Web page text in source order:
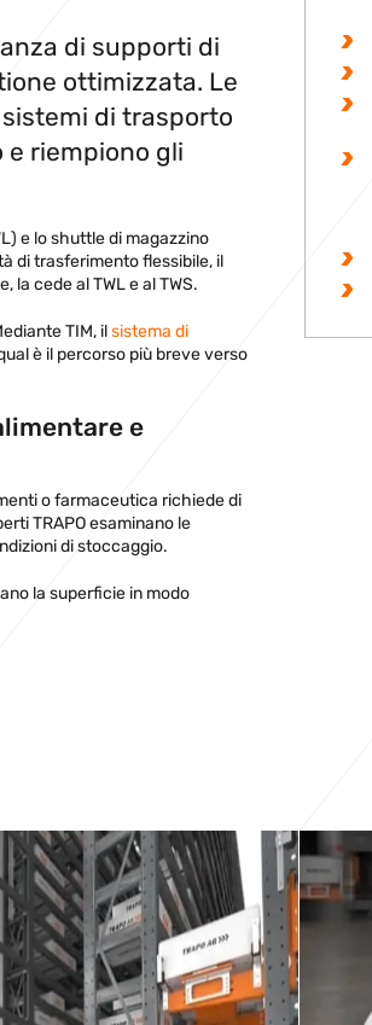
di supporti di
ottimizzata. Le
di trasporto
riempiono gli
e lo shuttle di magazzino
di trasferimento flessibile, il
la cede al TWL e al TWS.
TIM, ilsistema di
è il percorso più breve verso
e
o farmaceutica richiede di
TRAPO esaminano le
di stoccaggio.
la superficie in modo